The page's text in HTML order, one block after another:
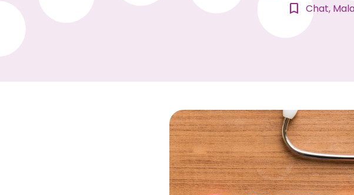
bookmark_border Chat,